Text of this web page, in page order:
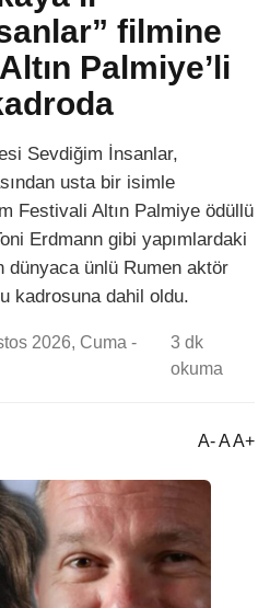
filmine
Palmiye’li
Sevdiğim İnsanlar,
usta bir isimle
Festivali Altın Palmiye ödüllü
Erdmann gibi yapımlardaki
dünyaca ünlü Rumen aktör
kadrosuna dahil oldu.
2026, Cuma -
3 dk
okuma
A- A A+